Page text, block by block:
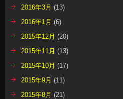
2016年3月 (13)
2016年1月 (6)
2015年12月 (20)
2015年11月 (13)
2015年10月 (17)
2015年9月 (11)
2015年8月 (21)